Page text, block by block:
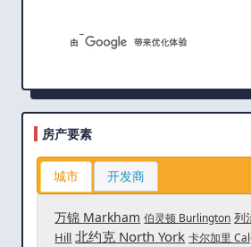
房产要素
城市 开发商
万锦 Markham 伯灵顿 Burlington 列
Hill 北约克 North York 卡尔加里